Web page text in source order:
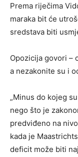
Prema riječima
maraka bit će
sredstava biti
Opozicija govori –
a nezakonite su i
„Minus do kojeg
nego što je
predviđeno na
kada je
deficit može biti